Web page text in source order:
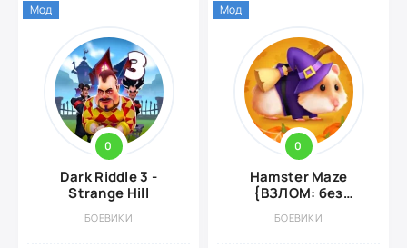
0
Dark Riddle 3 -
Strange Hill
БОЕВИКИ
Мод
0
Hamster Maze
{ВЗЛОМ: без
БОЕВИКИ
Мод